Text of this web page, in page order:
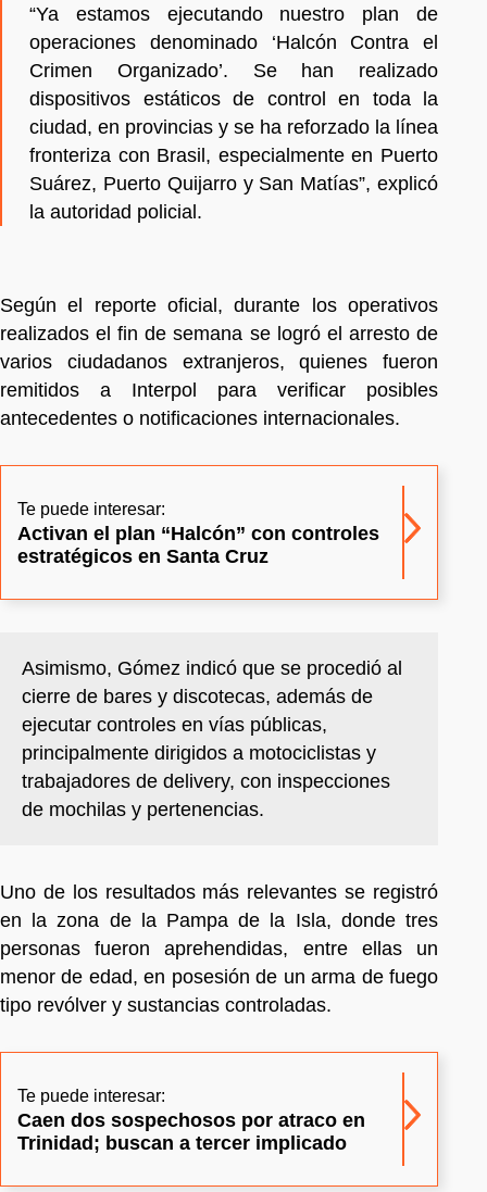
“Ya estamos ejecutando nuestro plan de
operaciones denominado ‘Halcón Contra el
Crimen Organizado’. Se han realizado
dispositivos estáticos de control en toda la
ciudad, en provincias y se ha reforzado la línea
fronteriza con Brasil, especialmente en Puerto
Suárez, Puerto Quijarro y San Matías”, explicó
la autoridad policial.
Según el reporte oficial, durante los operativos
realizados el fin de semana se logró el arresto de
varios ciudadanos extranjeros, quienes fueron
remitidos a Interpol para verificar posibles
antecedentes o notificaciones internacionales.
Te puede interesar:
Activan el plan “Halcón” con controles
estratégicos en Santa Cruz
Asimismo, Gómez indicó que se procedió al
cierre de bares y discotecas, además de
ejecutar controles en vías públicas,
principalmente dirigidos a motociclistas y
trabajadores de delivery, con inspecciones
de mochilas y pertenencias.
Uno de los resultados más relevantes se registró
en la zona de la Pampa de la Isla, donde tres
personas fueron aprehendidas, entre ellas un
menor de edad, en posesión de un arma de fuego
tipo revólver y sustancias controladas.
Te puede interesar:
Caen dos sospechosos por atraco en
Trinidad; buscan a tercer implicado